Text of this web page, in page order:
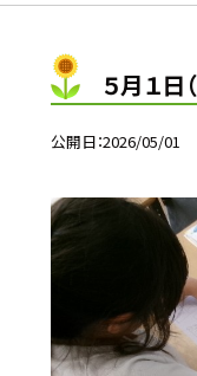
５月１日
公開日 2026/05/01